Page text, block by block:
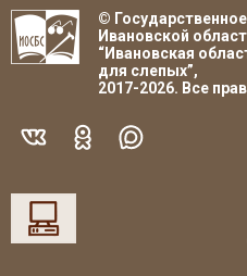
©
Ивановской
“Ивановская
для слепых”,
2017-2026. Все